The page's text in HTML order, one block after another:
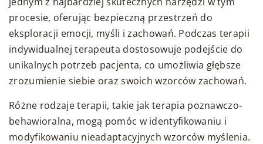
procesie, oferując bezpieczną przestrzeń do
eksploracji emocji, myśli i zachowań. Podczas terapii
indywidualnej terapeuta dostosowuje podejście do
unikalnych potrzeb pacjenta, co umożliwia głębsze
zrozumienie siebie oraz swoich wzorców zachowań.
Różne rodzaje terapii, takie jak terapia poznawczo-
behawioralna, mogą pomóc w identyfikowaniu i
modyfikowaniu nieadaptacyjnych wzorców myślenia.